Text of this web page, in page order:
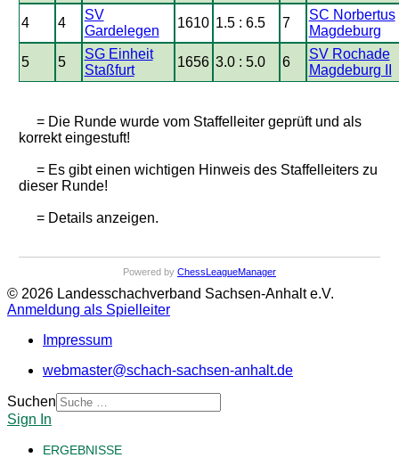
4 4
SV
Gardelegen
1610 1.5 : 6.5 7
SC Norbertus
Magdeburg
5 5
SG Einheit
Staßfurt
1656 3.0 : 5.0 6
SV Rochade
Magdeburg II
= Die Runde wurde vom Staffelleiter geprüft und als
korrekt eingestuft!
= Es gibt einen wichtigen Hinweis des Staffelleiters zu
dieser Runde!
= Details anzeigen.
Powered by ChessLeagueManager
© 2026 Landesschachverband Sachsen-Anhalt e.V.
Anmeldung als Spielleiter
Impressum
webmaster@schach-sachsen-anhalt.de
Suchen
Sign In
ERGEBNISSE